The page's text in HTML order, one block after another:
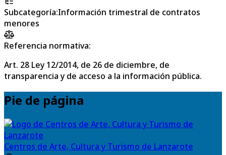
Subcategoría:Información trimestral de contratos
menores
Referencia normativa:
Art. 28 Ley 12/2014, de 26 de diciembre, de
transparencia y de acceso a la información pública.
Pie de página
Centros de Arte, Cultura y Turismo de Lanzarote